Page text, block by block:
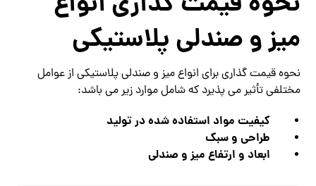
میز و صندلی پلاستیکی
نحوه قیمت گذاری برای انواع میز و صندلی پلاستیکی از عوامل
مختلفی تأثیر می ‌پذیرد که شامل موارد زیر می باشد:
کیفیت مواد استفاده شده در تولید
طراحی و سبک
ابعاد و ارتفاع میز و صندلی